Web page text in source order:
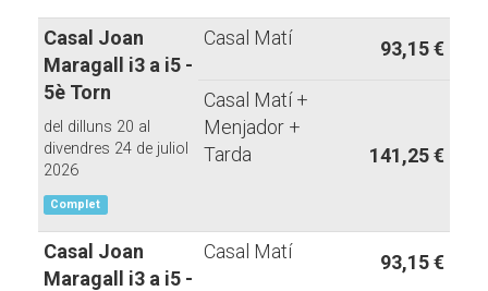
Casal Joan
Maragall i3 a i5 -
5è Torn
del dilluns 20 al
divendres 24 de juliol
2026
Complet
Casal Matí 93,15 €
Casal Matí +
Menjador +
Tarda
141,25 €
Casal Joan
Maragall i3 a i5 -
Casal Matí 93,15 €